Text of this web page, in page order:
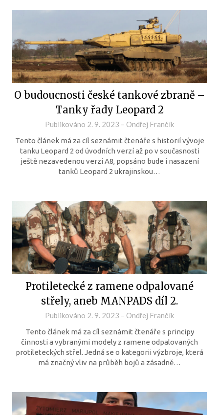
O budoucnosti české tankové zbraně –
Tanky řady Leopard 2
Publikováno 2. 9. 2023 – Ondřej Frančík
Tento článek má za cíl seznámit čtenáře s historií vývoje
tanku Leopard 2 od úvodních verzí až po v současnosti
ještě nezavedenou verzi A8, popsáno bude i nasazení
tanků Leopard 2 ukrajinskou…
Protiletecké z ramene odpalované
střely, aneb MANPADS díl 2.
Publikováno 2. 9. 2023 – Ondřej Frančík
Tento článek má za cíl seznámit čtenáře s principy
činnosti a vybranými modely z ramene odpalovaných
protileteckých střel. Jedná se o kategorii výzbroje, která
má značný vliv na průběh bojů a zásadně…